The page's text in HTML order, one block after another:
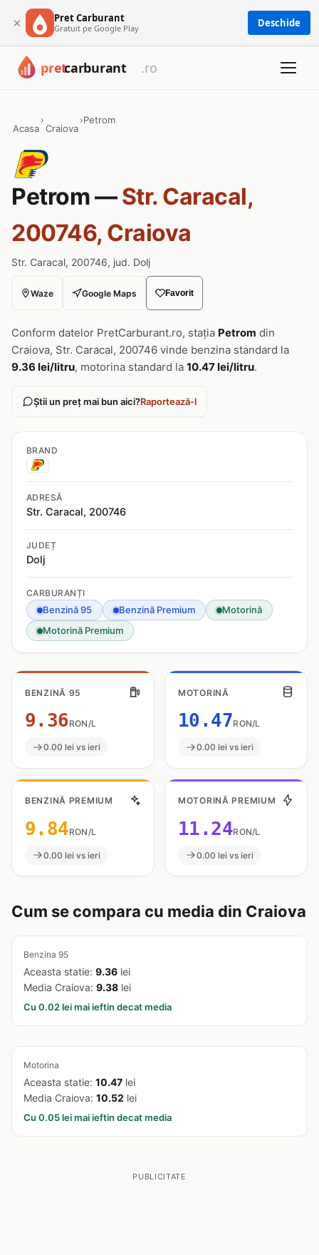
× Pret Carburant
Gratuit pe Google Play Deschide
Acasa
›
Craiova
›Petrom
Petrom —Str. Caracal,
200746, Craiova
Str. Caracal, 200746, jud. Dolj
Waze Google Maps Favorit
Conform datelor PretCarburant.ro, stația Petrom din
Craiova, Str. Caracal, 200746 vinde benzina standard la
9.36 lei/litru, motorina standard la 10.47 lei/litru.
Știi un preț mai bun aici?Raportează-l
BRAND
ADRESĂ
Str. Caracal, 200746
JUDEȚ
Dolj
CARBURANȚI
Benzină 95 Benzină Premium
Motorină
Motorină Premium
BENZINĂ 95
9.36RON/L
0.00 lei vs ieri
MOTORINĂ
10.47RON/L
0.00 lei vs ieri
BENZINĂ PREMIUM
9.84RON/L
0.00 lei vs ieri
MOTORINĂ PREMIUM
11.24RON/L
0.00 lei vs ieri
Cum se compara cu media din Craiova
Benzina 95
Aceasta statie: 9.36 lei
Media Craiova: 9.38 lei
Cu 0.02 lei mai ieftin decat media
Motorina
Aceasta statie: 10.47 lei
Media Craiova: 10.52 lei
Cu 0.05 lei mai ieftin decat media
PUBLICITATE